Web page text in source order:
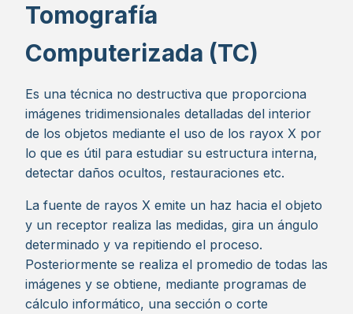
Tomografía
Computerizada (TC)
Es una técnica no destructiva que proporciona
imágenes tridimensionales detalladas del interior
de los objetos mediante el uso de los rayox X por
lo que es útil para estudiar su estructura interna,
detectar daños ocultos, restauraciones etc.
La fuente de rayos X emite un haz hacia el objeto
y un receptor realiza las medidas, gira un ángulo
determinado y va repitiendo el proceso.
Posteriormente se realiza el promedio de todas las
imágenes y se obtiene, mediante programas de
cálculo informático, una sección o corte